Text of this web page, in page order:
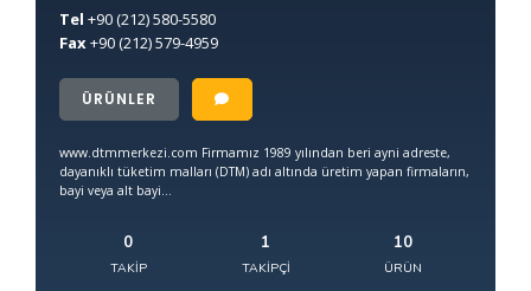
Tel +90(212) 580-5580
Fax+90(212) 579-4959
ÜRÜNLER
www.dtmmerkezi.com Firmamız 1989 yılından beri ayni adreste,
dayanıklı tüketim malları (DTM) adı altında üretim yapan firmaların,
bayi veya alt bayi...
0
TAKIP
1
TAKIPÇI
10
ÜRÜN